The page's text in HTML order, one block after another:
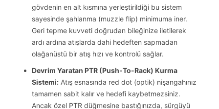
gövdenin en alt kısmına yerleştirildiği bu sistem
sayesinde şahlanma (muzzle flip) minimuma iner.
Geri tepme kuvveti doğrudan bileğinize iletilerek
ardı ardına atışlarda dahi hedeften sapmadan
olağanüstü bir atış hızı ve kontrolü sağlar.
Devrim Yaratan PTR (Push-To-Rack) Kurma
Sistemi: Atış esnasında red dot (optik) nişangahınız
tamamen sabit kalır ve hedefi kaybetmezsiniz.
Ancak özel PTR düğmesine bastığınızda, sürgüyü